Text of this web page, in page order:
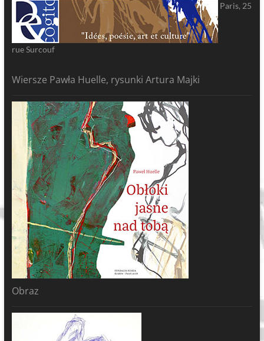
Paris, 25
rue Surcouf
Wiersze Pawła Huelle, rysunki Artura Majki
Obraz